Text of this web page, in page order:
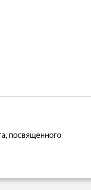
посвященного